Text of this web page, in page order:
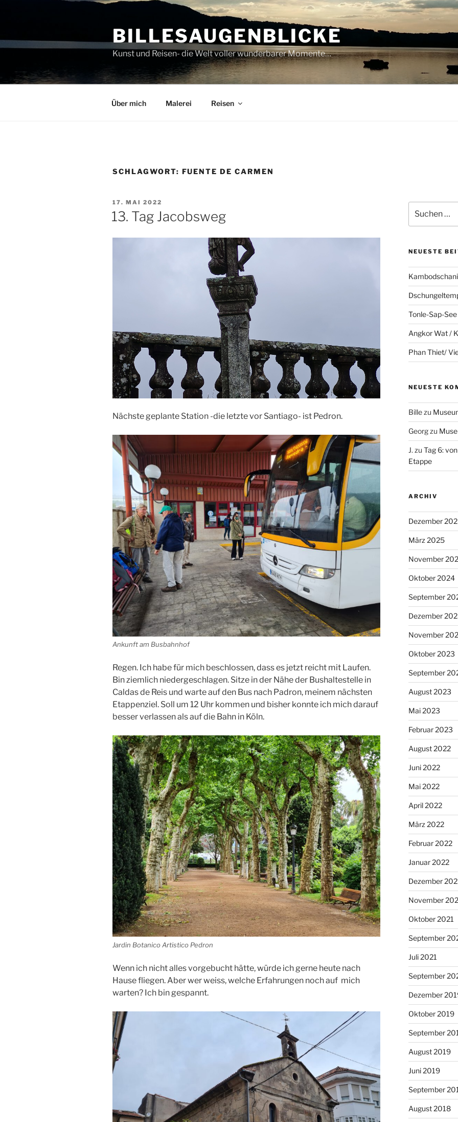
BILLESAUGENBLICKE
Kunst und Reisen- die Welt voller wunderbarer Momente…
Über mich Malerei Reisen
SCHLAGWORT: FUENTE DE CARMEN
VERÖFFENTLICHT
AM
17. MAI 2022
13. Tag Jacobsweg
Nächste geplante Station -die letzte vor Santiago- ist Pedron.
Ankunft am Busbahnhof
Regen. Ich habe für mich beschlossen, dass es jetzt reicht mit Laufen.
Bin ziemlich niedergeschlagen. Sitze in der Nähe der Bushaltestelle in
Caldas de Reis und warte auf den Bus nach Padron, meinem nächsten
Etappenziel. Soll um 12 Uhr kommen und bisher konnte ich mich darauf
besser verlassen als auf die Bahn in Köln.
Jardin Botanico Artistico Pedron
Wenn ich nicht alles vorgebucht hätte, würde ich gerne heute nach
Hause fliegen. Aber wer weiss, welche Erfahrungen noch auf mich
warten? Ich bin gespannt.
nach:
NEUESTE
Tonle-Sap-
Angkor Wat /
Phan Thiet/
NEUESTE
Billezu
Georgzu
J. zu Tag 6:
Etappe
ARCHIV
Dezember
März 2025
November
Oktober 2024
September
Dezember
November
Oktober 2023
September
August 2023
Mai 2023
Februar 2023
August 2022
Juni 2022
Mai 2022
April 2022
März 2022
Februar 2022
Januar 2022
Dezember
November
Oktober 2021
September
Juli 2021
September
Dezember
Oktober 2019
September
August 2019
Juni 2019
September
August 2018